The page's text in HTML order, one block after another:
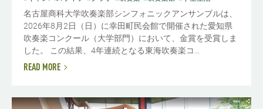
名古屋商科大学吹奏楽部シンフォニックアンサンブルは、
2026年8月2日（日）に幸田町民会館で開催された愛知県
吹奏楽コンクール（大学部門）において、金賞を受賞しま
した。 この結果、4年連続となる東海吹奏楽コ...
READ MORE